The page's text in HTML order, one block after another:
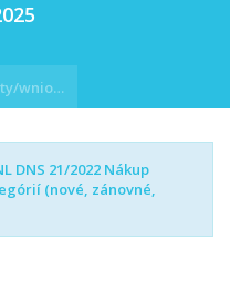
Oferty/wnioski
DNS 21/2022 Nákup
(nové, zánovné,